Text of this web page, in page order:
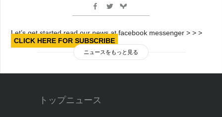
Let’s get started read our news at facebook messenger > > >
CLICK HERE FOR SUBSCRIBE
ニュースをもっと見る
トップニュース